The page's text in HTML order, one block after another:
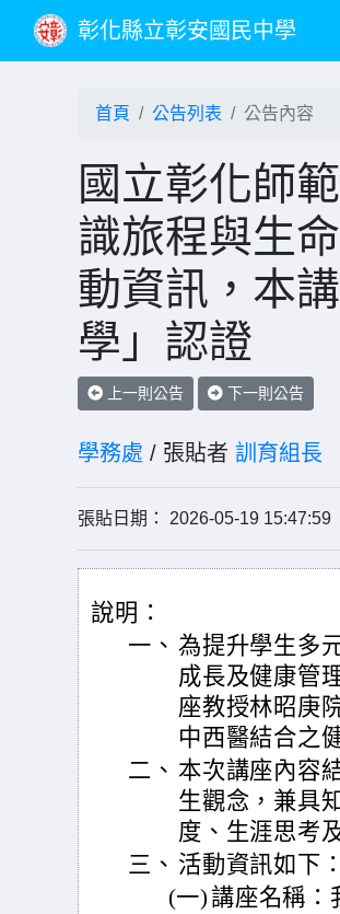
彰化縣立彰安國民中學
首頁 公告列表 公告內容
國立彰化師
識旅程與生
動資訊，本
學」認證
上一則公告 下一則公告
學務處 / 張貼者 訓育組長
張貼日期： 2026-05-19
說明：
一、 為提升學生多
成長及健康管
座教授林昭庚
中西醫結合之
二、 本次講座內容
生觀念，兼具
度、生涯思考
三、 活動資訊如下：
(一)講座名稱：